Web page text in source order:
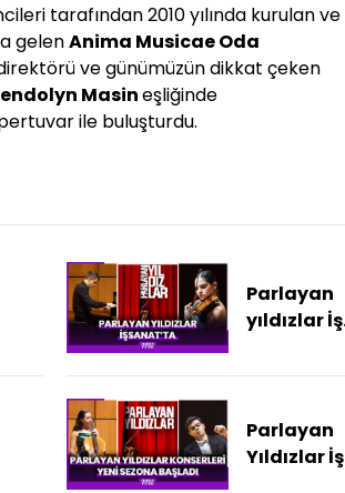
tarafından 2010 yılında kurulan ve
gelenAnima Musicae Oda
ve günümüzün dikkat çeken
Masineşliğinde
ile buluşturdu.
Parlayan
yıldızlar İş
Parlayan
Yıldızlar İş